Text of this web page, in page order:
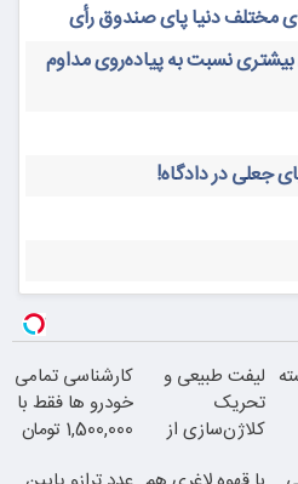
مختلف دنیا پای صندوق رأی
بیشتری نسبت به پیاده‌روی مداوم
جعلی در دادگاه!
لیفت طبیعی و
تحریک
کلاژن‌سازی از
کارشناسی تمامی
خودرو ها فقط با
1,500,000 تومان